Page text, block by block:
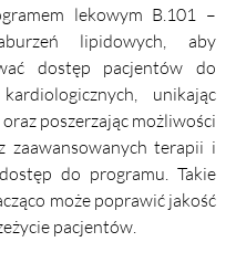
lekowym B.101 –
lipidowych, aby
dostęp pacjentów do
unikając
poszerzając możliwości
zaawansowanych terapii i
do programu. Takie
może poprawić jakość
pacjentów.